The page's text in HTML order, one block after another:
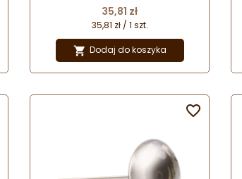
Cena
35,81 zł
35,81 zł / 1 szt.
 Dodaj do koszyka
